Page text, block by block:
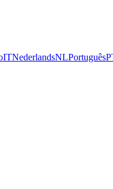
ITNederlandsNLPortuguês